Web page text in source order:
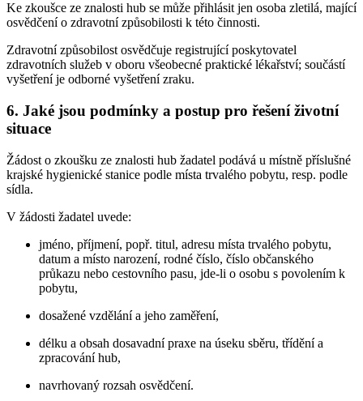
Ke zkoušce ze znalosti hub se může přihlásit jen osoba zletilá, mající
osvědčení o zdravotní způsobilosti k této činnosti.
Zdravotní způsobilost osvědčuje registrující poskytovatel
zdravotních služeb v oboru všeobecné praktické lékařství; součástí
vyšetření je odborné vyšetření zraku.
6. Jaké jsou podmínky a postup pro řešení životní
situace
Žádost o zkoušku ze znalosti hub žadatel podává u místně příslušné
krajské hygienické stanice podle místa trvalého pobytu, resp. podle
sídla.
V žádosti žadatel uvede:
jméno, příjmení, popř. titul, adresu místa trvalého pobytu,
datum a místo narození, rodné číslo, číslo občanského
průkazu nebo cestovního pasu, jde-li o osobu s povolením k
pobytu,
dosažené vzdělání a jeho zaměření,
délku a obsah dosavadní praxe na úseku sběru, třídění a
zpracování hub,
navrhovaný rozsah osvědčení.